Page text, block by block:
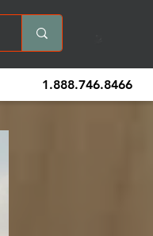
1.888.746.8466